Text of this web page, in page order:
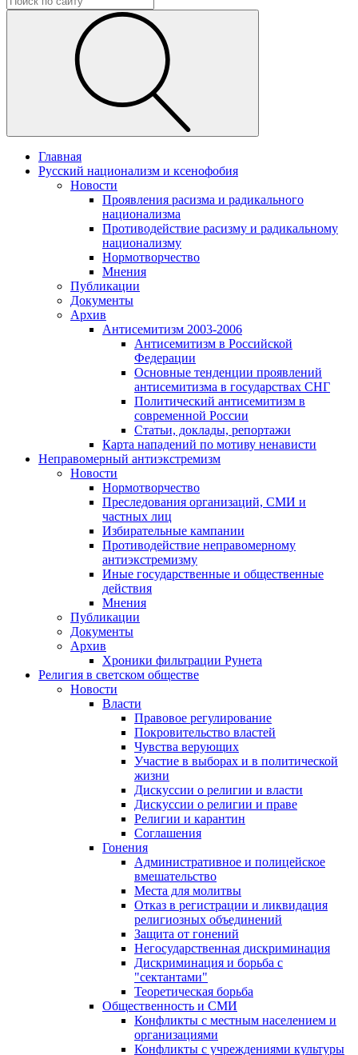
Главная
Русский национализм и ксенофобия
Новости
Проявления расизма и радикального
национализма
Противодействие расизму и радикальному
национализму
Нормотворчество
Мнения
Публикации
Документы
Архив
Антисемитизм 2003-2006
Антисемитизм в Российской
Федерации
Основные тенденции проявлений
антисемитизма в государствах СНГ
Политический антисемитизм в
современной России
Статьи, доклады, репортажи
Карта нападений по мотиву ненависти
Неправомерный антиэкстремизм
Новости
Нормотворчество
Преследования организаций, СМИ и
частных лиц
Избирательные кампании
Противодействие неправомерному
антиэкстремизму
Иные государственные и общественные
действия
Мнения
Публикации
Документы
Архив
Хроники фильтрации Рунета
Религия в светском обществе
Новости
Власти
Правовое регулирование
Покровительство властей
Чувства верующих
Участие в выборах и в политической
жизни
Дискуссии о религии и власти
Дискуссии о религии и праве
Религии и карантин
Соглашения
Гонения
Административное и полицейское
вмешательство
Места для молитвы
Отказ в регистрации и ликвидация
религиозных объединений
Защита от гонений
Негосударственная дискриминация
Дискриминация и борьба с
"сектантами"
Теоретическая борьба
Общественность и СМИ
Конфликты с местным населением и
организациями
Конфликты с учреждениями культуры